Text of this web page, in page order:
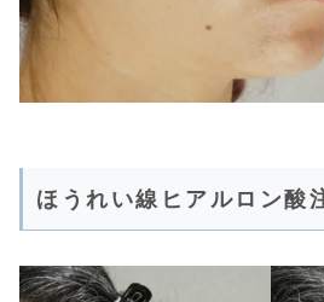
ほうれい線ヒアルロン酸